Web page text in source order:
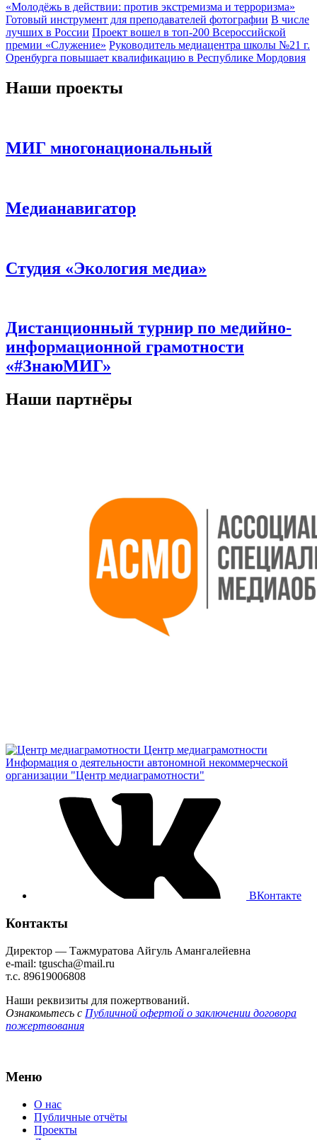
«Молодёжь в действии: против экстремизма и терроризма»
Готовый инструмент для преподавателей фотографии В числе
лучших в России Проект вошел в топ-200 Всероссийской
премии «Служение» Руководитель медиацентра школы №21 г.
Оренбурга повышает квалификацию в Республике Мордовия
Наши проекты
МИГ многонациональный
Медианавигатор
Студия «Экология медиа»
Дистанционный турнир по медийно-
информационной грамотности
«#ЗнаюМИГ»
Наши партнёры
Центр медиаграмотности
Информация о деятельности автономной некоммерческой
организации "Центр медиаграмотности"
ВКонтакте
Контакты
Директор — Тажмуратова Айгуль Амангалейевна
e-mail: tguscha@mail.ru
т.с. 89619006808
Наши реквизиты для пожертвований.
Ознакомьтесь с Публичной офертой о заключении договора
пожертвования
Меню
О нас
Публичные отчёты
Проекты